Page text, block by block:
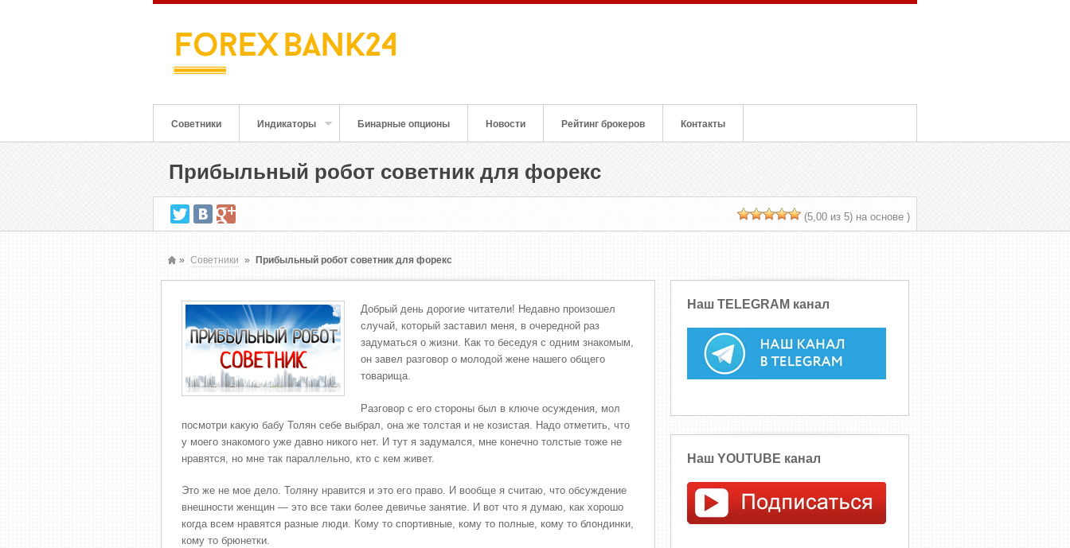
Советники Индикаторы Бинарные опционы Новости Рейтинг брокеров Контакты
Прибыльный робот советник для форекс
(5,00 из 5) на основе )
» Советники » Прибыльный робот советник для форекс
Добрый день дорогие читатели! Недавно произошел
случай, который заставил меня, в очередной раз
задуматься о жизни. Как то беседуя с одним знакомым,
он завел разговор о молодой жене нашего общего
товарища.
Разговор с его стороны был в ключе осуждения, мол
посмотри какую бабу Толян себе выбрал, она же толстая и не козистая. Надо отметить, что
у моего знакомого уже давно никого нет. И тут я задумался, мне конечно толстые тоже не
нравятся, но мне так параллельно, кто с кем живет.
Это же не мое дело. Толяну нравится и это его право. И вообще я считаю, что обсуждение
внешности женщин — это все таки более девичье занятие. И вот что я думаю, как хорошо
когда всем нравятся разные люди. Кому то спортивные, кому то полные, кому то блондинки,
кому то брюнетки.
Наш TELEGRAM канал
Наш YOUTUBE канал